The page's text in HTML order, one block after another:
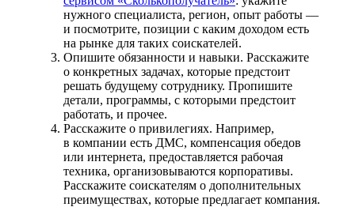
нужного специалиста, регион, опыт работы —
и посмотрите, позиции с каким доходом есть
на рынке для таких соискателей.
Опишите обязанности и навыки. Расскажите
о конкретных задачах, которые предстоит
решать будущему сотруднику. Пропишите
детали, программы, с которыми предстоит
работать, и прочее.
Расскажите о привилегиях. Например,
в компании есть ДМС, компенсация обедов
или интернета, предоставляется рабочая
техника, организовываются корпоративы.
Расскажите соискателям о дополнительных
преимуществах, которые предлагает компания.